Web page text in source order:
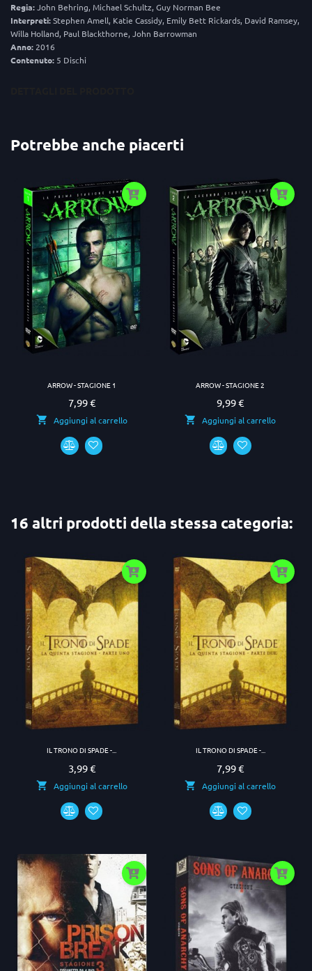
Regia:John Behring, Michael Schultz, Guy Norman Bee
Interpreti:Stephen Amell, Katie Cassidy, Emily Bett Rickards, David Ramsey,
Willa Holland, Paul Blackthorne, John Barrowman
Anno: 2016
Contenuto: 5 Dischi
Potrebbe anche piacerti
ARROW - STAGIONE 1
Prezzo
7,99 €
Aggiungi al carrello
ARROW - STAGIONE 2
Prezzo
9,99 €
Aggiungi al carrello
16 altri prodotti della stessa categoria:
IL TRONO DI SPADE -...
Prezzo
3,99 €
Aggiungi al carrello
IL TRONO DI SPADE -...
Prezzo
7,99 €
Aggiungi al carrello